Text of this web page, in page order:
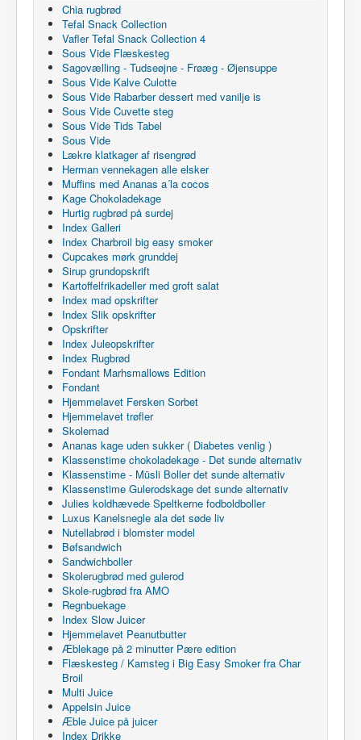
Chia rugbrød
Tefal Snack Collection
Vafler Tefal Snack Collection 4
Sous Vide Flæskesteg
Sagovælling - Tudseøjne - Frøæg - Øjensuppe
Sous Vide Kalve Culotte
Sous Vide Rabarber dessert med vanilje is
Sous Vide Cuvette steg
Sous Vide Tids Tabel
Sous Vide
Lækre klatkager af risengrød
Herman vennekagen alle elsker
Muffins med Ananas a´la cocos
Kage Chokoladekage
Hurtig rugbrød på surdej
Index Galleri
Index Charbroil big easy smoker
Cupcakes mørk grunddej
Sirup grundopskrift
Kartoffelfrikadeller med groft salat
Index mad opskrifter
Index Slik opskrifter
Opskrifter
Index Juleopskrifter
Index Rugbrød
Fondant Marhsmallows Edition
Fondant
Hjemmelavet Fersken Sorbet
Hjemmelavet trøfler
Skolemad
Ananas kage uden sukker ( Diabetes venlig )
Klassenstime chokoladekage - Det sunde alternativ
Klassenstime - Müsli Boller det sunde alternativ
Klassenstime Gulerodskage det sunde alternativ
Julies koldhævede Speltkerne fodboldboller
Luxus Kanelsnegle ala det søde liv
Nutellabrød i blomster model
Bøfsandwich
Sandwichboller
Skolerugbrød med gulerod
Skole-rugbrød fra AMO
Regnbuekage
Index Slow Juicer
Hjemmelavet Peanutbutter
Æblekage på 2 minutter Pære edition
Flæskesteg / Kamsteg i Big Easy Smoker fra Char
Broil
Multi Juice
Appelsin Juice
Æble Juice på juicer
Index Drikke